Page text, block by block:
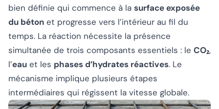
bien définie qui commence à la surface exposée
du béton et progresse vers l’intérieur au fil du
temps. La réaction nécessite la présence
simultanée de trois composants essentiels : le CO₂,
l’eau et les phases d’hydrates réactives. Le
mécanisme implique plusieurs étapes
intermédiaires qui régissent la vitesse globale.